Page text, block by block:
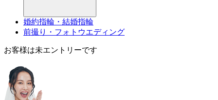
婚約指輪・結婚指輪
前撮り・フォトウエディング
お客様は未エントリーです